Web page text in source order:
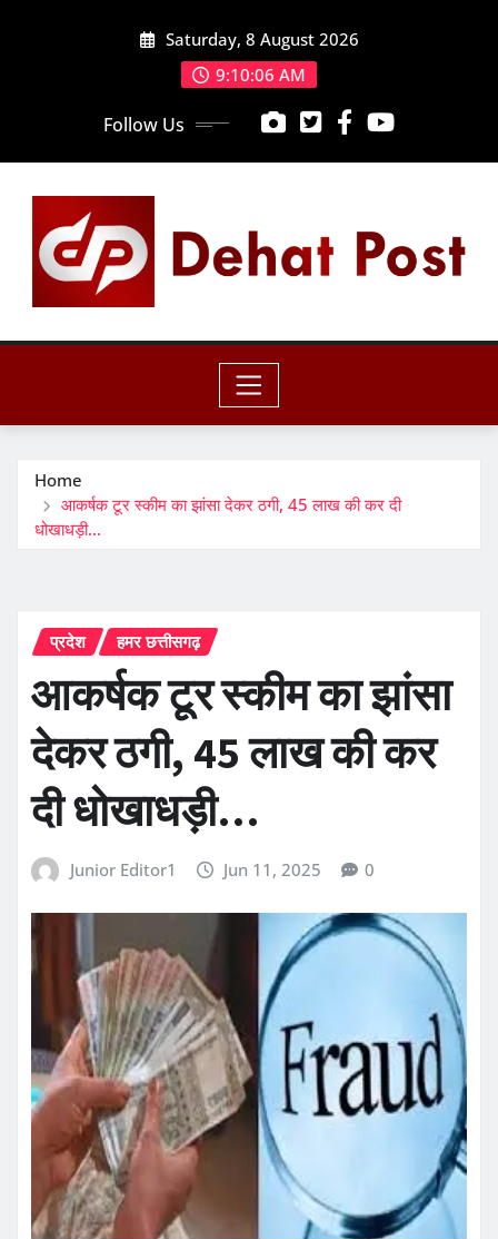
Saturday, 8 August 2026
9:10:08 AM
Follow Us
Home
आकर्षक टूर स्कीम का झांसा देकर ठगी, 45 लाख की कर दी
धोखाधड़ी…
प्रदेश हमर छत्तीसगढ़
आकर्षक टूर स्कीम का झांसा
देकर ठगी, 45 लाख की कर
दी धोखाधड़ी…
Junior Editor1 Jun 11, 2025 0